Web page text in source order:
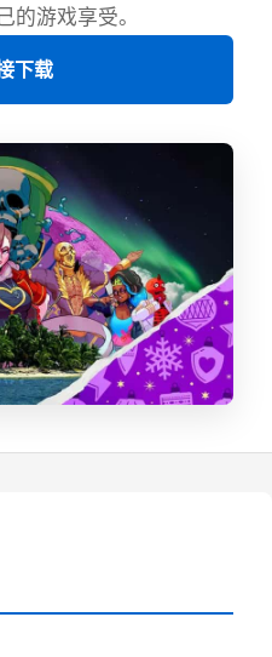
的游戏享受。
下载